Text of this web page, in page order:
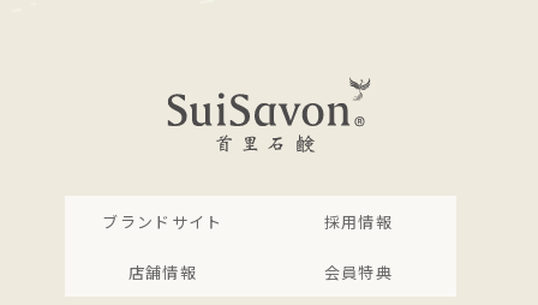
ブランドサイト 採用情報
店舗情報 会員特典